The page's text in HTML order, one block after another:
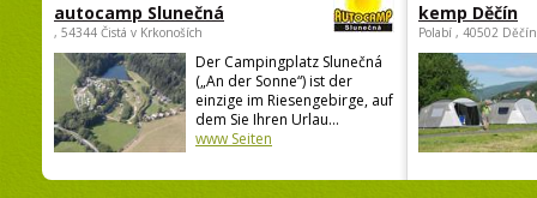
autocamp Slunečná
, 54344 Čistá v Krkonoších
Der Campingplatz Slunečná
(„An der Sonne“) ist der
einzige im Riesengebirge, auf
dem Sie Ihren Urlau...
www Seiten
kemp Děčín
Polabí , 40502 Děčín